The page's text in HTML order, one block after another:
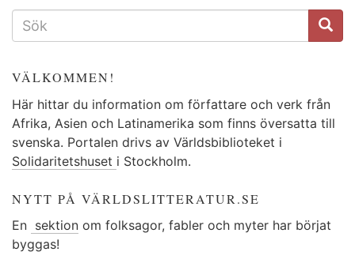
SÖKFORMULÄR
VÄLKOMMEN!
Här hittar du information om författare och verk från
Afrika, Asien och Latinamerika som finns översatta till
svenska. Portalen drivs av Världsbiblioteket i
Solidaritetshuset i Stockholm.
NYTT PÅ VÄRLDSLITTERATUR.SE
En sektion om folksagor, fabler och myter har börjat
byggas!